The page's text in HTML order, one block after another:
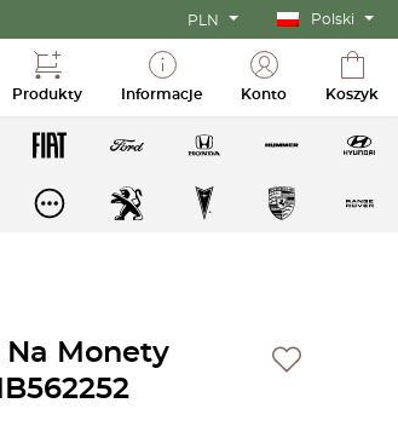
PLN Polski
Produkty Informacje Konto Koszyk
Na Monety